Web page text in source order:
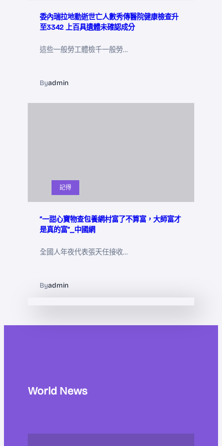
委內瑞拉地動逝世亡人數秀傳醫院健康檢查升
至3342 上百具遺體未確認成分
這些一般勞工體檢千一般勞…
Byadmin
記得
“一甜心寶物查包養網村富了不算富，大師富才
是真的富”_中國網
全國人年夜代表張天任接收…
Byadmin
World News